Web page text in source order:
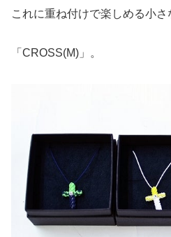
これに重ね付けで楽しめる小さ
「CROSS(M)」。